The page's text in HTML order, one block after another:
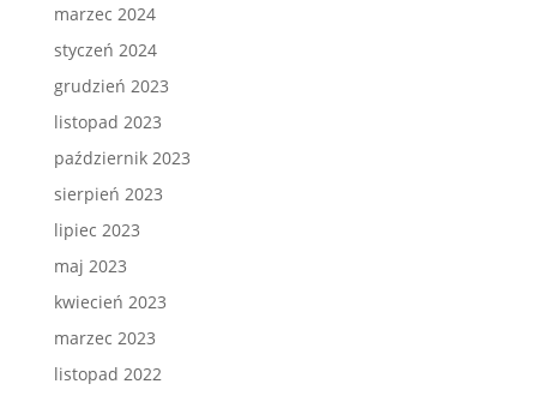
marzec 2024
styczeń 2024
grudzień 2023
listopad 2023
październik 2023
sierpień 2023
lipiec 2023
maj 2023
kwiecień 2023
marzec 2023
listopad 2022